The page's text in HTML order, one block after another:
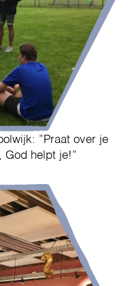
”Praat over je
God helpt je!”